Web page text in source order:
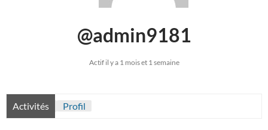
@admin9181
Actif il y a 1 mois et 1 semaine
Activités Profil